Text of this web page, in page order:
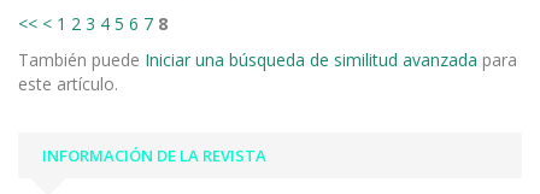
<< < 1 2 3 4 5 6 7 8
También puede Iniciar una búsqueda de similitud avanzada para
este artículo.
INFORMACIÓN DE LA REVISTA